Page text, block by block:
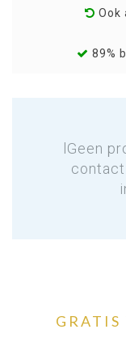
Ook
89%
lGeen